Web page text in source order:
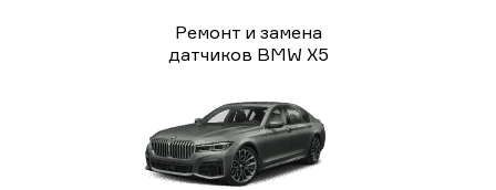
Ремонт и замена
датчиков BMW X5